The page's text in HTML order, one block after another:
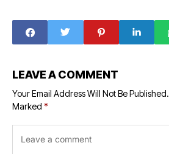
LEAVE A COMMENT
Your Email Address Will Not Be Published.
Marked *